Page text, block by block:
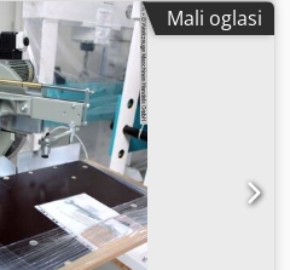
rezanja pri 45
Raspon rezanja pri 45
mm Ukupna potrebna snaga
t Dimenzije D x Š x V 0,7 x
CIJENA!!! - Kosna rezanja
glave do 45° (Schifter) -
uređaj Stezne čeljusti se
s kugličnim ležajevima -
Ailokr - Snažna i izdržljiva
Mali oglasi